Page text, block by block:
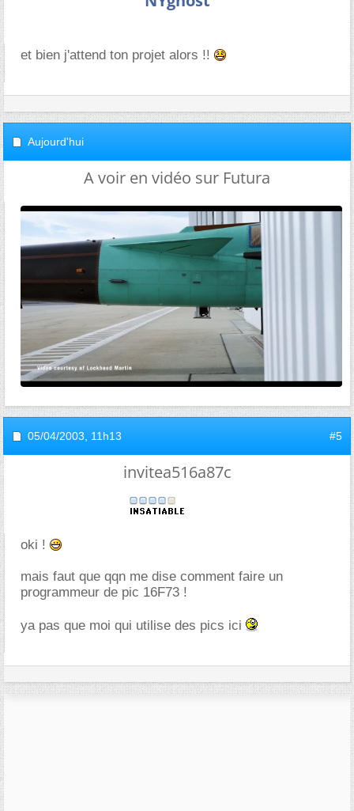
et bien j'attend ton projet alors !!
Aujourd'hui
A voir en vidéo sur Futura
05/04/2003, 11h13 #5
invitea516a87c
oki !
mais faut que qqn me dise comment faire un
programmeur de pic 16F73 !
ya pas que moi qui utilise des pics ici